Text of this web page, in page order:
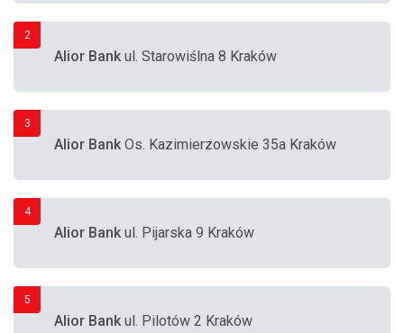
2
Alior Bankul. Starowiślna 8 Kraków
3
Alior BankOs. Kazimierzowskie 35a Kraków
4
Alior Bankul. Pijarska 9 Kraków
5
Alior Bankul. Pilotów 2 Kraków